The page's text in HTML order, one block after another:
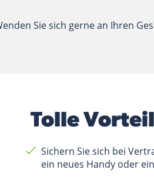
Sie sich gerne an Ihren
Tolle
Sichern Sie sich bei
ein neues Handy oder